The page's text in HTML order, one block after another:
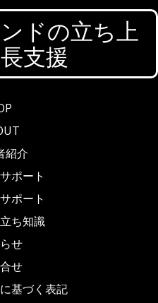
ドの立ち上
支援
紹介
ポート
ポート
ち知識
せ
せ
基づく表記